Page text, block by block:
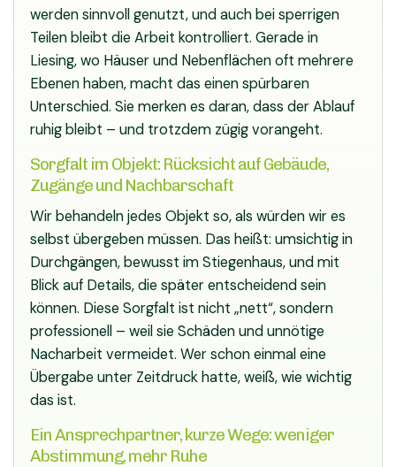
werden sinnvoll genutzt, und auch bei sperrigen
Teilen bleibt die Arbeit kontrolliert. Gerade in
Liesing, wo Häuser und Nebenflächen oft mehrere
Ebenen haben, macht das einen spürbaren
Unterschied. Sie merken es daran, dass der Ablauf
ruhig bleibt – und trotzdem zügig vorangeht.
Sorgfalt im Objekt: Rücksicht auf Gebäude,
Zugänge und Nachbarschaft
Wir behandeln jedes Objekt so, als würden wir es
selbst übergeben müssen. Das heißt: umsichtig in
Durchgängen, bewusst im Stiegenhaus, und mit
Blick auf Details, die später entscheidend sein
können. Diese Sorgfalt ist nicht „nett“, sondern
professionell – weil sie Schäden und unnötige
Nacharbeit vermeidet. Wer schon einmal eine
Übergabe unter Zeitdruck hatte, weiß, wie wichtig
das ist.
Ein Ansprechpartner, kurze Wege: weniger
Abstimmung, mehr Ruhe